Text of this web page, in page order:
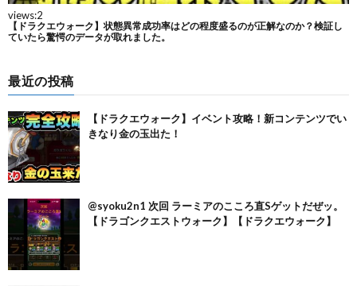
最近の投稿
【ドラクエウォーク】イベント攻略！新コンテンツでい
きなり金の玉出た！
@syoku2n1 次回 ラーミアのこころ直Sゲットだぜッ。
【ドラゴンクエストウォーク】【ドラクエウォーク】